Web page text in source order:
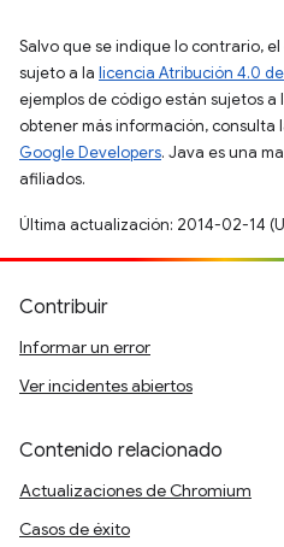
Salvo que se indique lo contrario,
sujeto a la licencia Atribución 4.0
ejemplos de código están sujetos a
obtener más información, consulta
Google Developers. Java es una
afiliados.
Última actualización: 2014-02-14
Contribuir
Informar un error
Ver incidentes abiertos
Contenido relacionado
Actualizaciones de Chromium
Casos de éxito